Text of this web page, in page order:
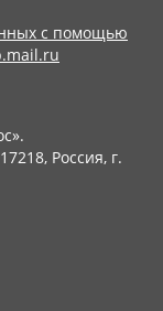
с помощью
Россия, г.